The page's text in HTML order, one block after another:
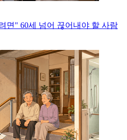
면" 60세 넘어 끊어내야 할 사람